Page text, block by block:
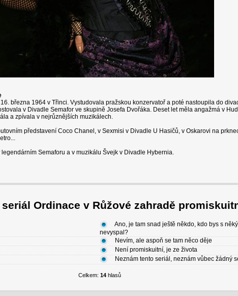
března 1964 v Třinci. Vystudovala pražskou konzervatoř a poté nastoupila do
v Divadle Semafor ve skupině Josefa Dvořáka. Deset let měla angažmá v
a zpívala v nejrůznějších muzikálech.
představení Coco Chanel, v Sexmisi v Divadle U Hasičů, v Oskarovi na
Semaforu a v muzikálu Švejk v Divadle Hybernia.
seriál Ordinace v Růžové zahradě
Ano, je tam snad ještě někdo, kdo bys s
nevyspal?
Nevím, ale aspoň se tam něco děje
Není promiskuitní, je ze života
Neznám tento seriál, neznám vůbec žádný
Celkem: 14 hlasů